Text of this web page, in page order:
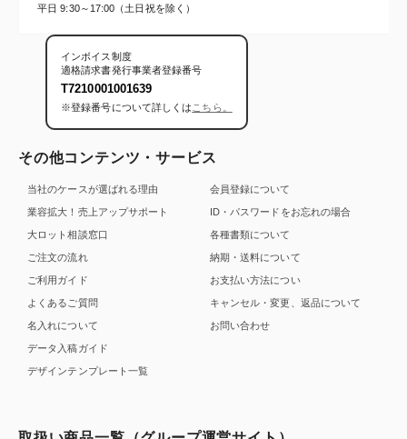
平日 9:30～17:00（土日祝を除く）
インボイス制度
適格請求書発行事業者登録番号
T7210001001639
※登録番号について詳しくは こちら。
その他コンテンツ・サービス
当社のケースが選ばれる理由
業容拡大！売上アップサポート
大ロット相談窓口
ご注文の流れ
ご利用ガイド
よくあるご質問
名入れについて
データ入稿ガイド
デザインテンプレート一覧
会員登録について
ID・パスワードをお忘れの場合
各種書類について
納期・送料について
お支払い方法につい
キャンセル・変更、返品について
お問い合わせ